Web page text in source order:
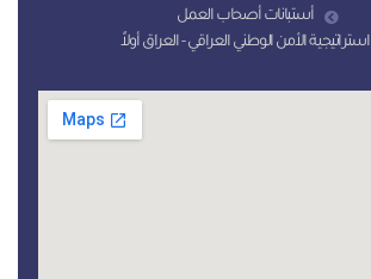
أستبانات أصحاب العمل
استراتيجية الأمن الوطني العراقي - العراق أولاً